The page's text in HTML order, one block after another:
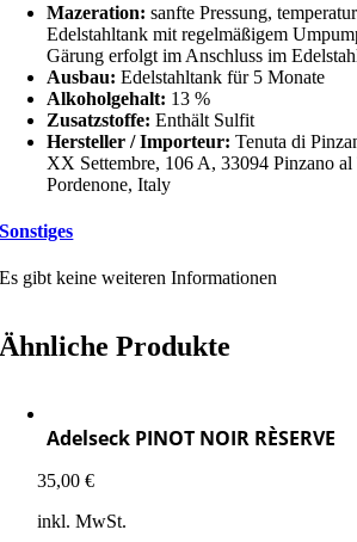
Mazeration:sanfte Pressung,
Edelstahltank mit regelmäßigem
Gärung erfolgt im Anschluss im
Ausbau: Edelstahltank für 5 Monate
Alkoholgehalt: 13 %
Zusatzstoffe:Enthält Sulfit
Hersteller / Importeur:Tenuta di
XX Settembre, 106 A, 33094 Pinzano al
Pordenone, Italy
Sonstiges
Es gibt keine weiteren Informationen
Ähnliche Produkte
Adelseck PINOT NOIR RÈSERVE
35,00€
inkl. MwSt.